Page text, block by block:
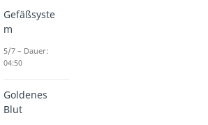
Gefäßsyste
m
5/7 – Dauer:
04:50
Goldenes
Blut